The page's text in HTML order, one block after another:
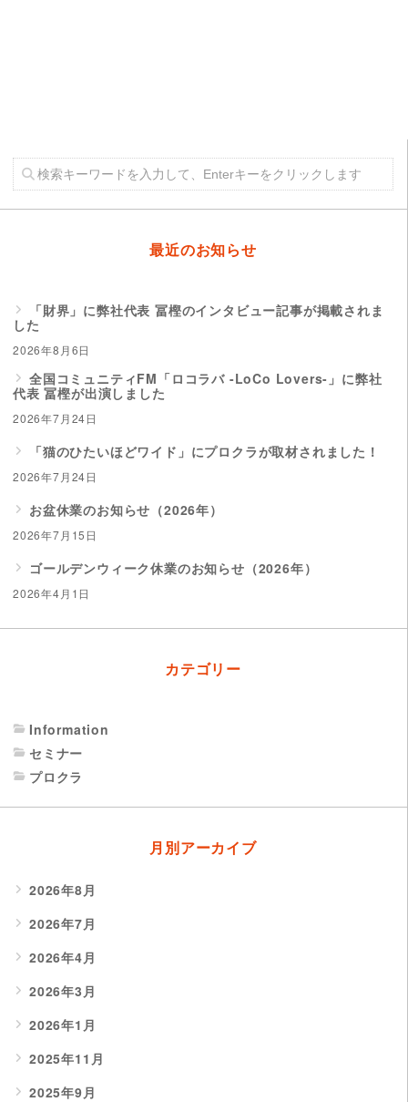
最近のお知らせ
「財界」に弊社代表 冨樫のインタビュー記事が掲載されま
した
2026年8月6日
全国コミュニティFM「ロコラバ -LoCo Lovers-」に弊社
代表 冨樫が出演しました
2026年7月24日
「猫のひたいほどワイド」にプロクラが取材されました！
2026年7月24日
お盆休業のお知らせ（2026年）
2026年7月15日
ゴールデンウィーク休業のお知らせ（2026年）
2026年4月1日
カテゴリー
Information
セミナー
プロクラ
月別アーカイブ
2026年8月
2026年7月
2026年4月
2026年3月
2026年1月
2025年11月
2025年9月